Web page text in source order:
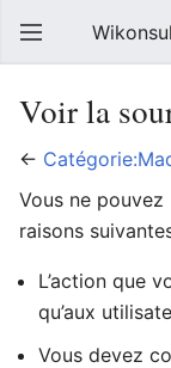
Voir la
←
Vous ne
raisons
L’action que
qu’aux
Vous devez